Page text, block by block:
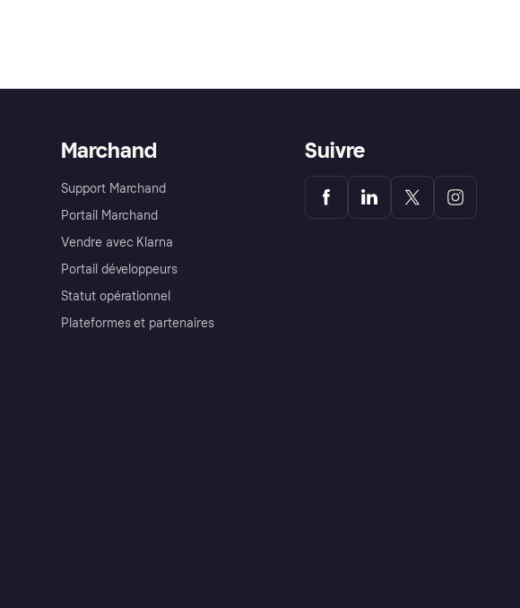
Marchand
Support Marchand
Portail Marchand
Vendre avec Klarna
Portail développeurs
Statut opérationnel
Plateformes et partenaires
Suivre